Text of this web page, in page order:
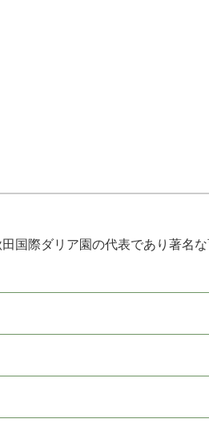
国際ダリア園の代表であり著名